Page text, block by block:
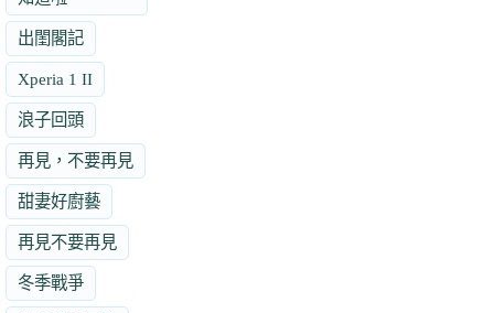
出閨閣記
Xperia 1 II
浪子回頭
再見，不要再見
甜妻好廚藝
再見不要再見
冬季戰爭